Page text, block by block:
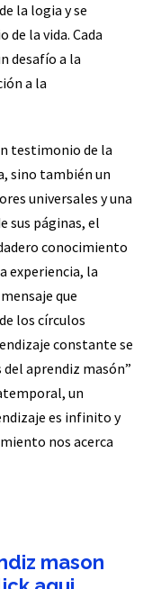
la logia y se
la vida. Cada
desafío a la
a la
testimonio de la
sino también un
universales y una
sus páginas, el
conocimiento
experiencia, la
que
los círculos
constante se
aprendiz masón”
un
es infinito y
nos acerca
mason